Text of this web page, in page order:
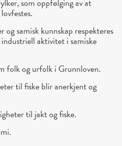
som oppfølging av at
og samisk kunnskap respekteres
aktivitet i samiske
folk og urfolk i Grunnloven.
til fiske blir anerkjent og
til jakt og fiske.